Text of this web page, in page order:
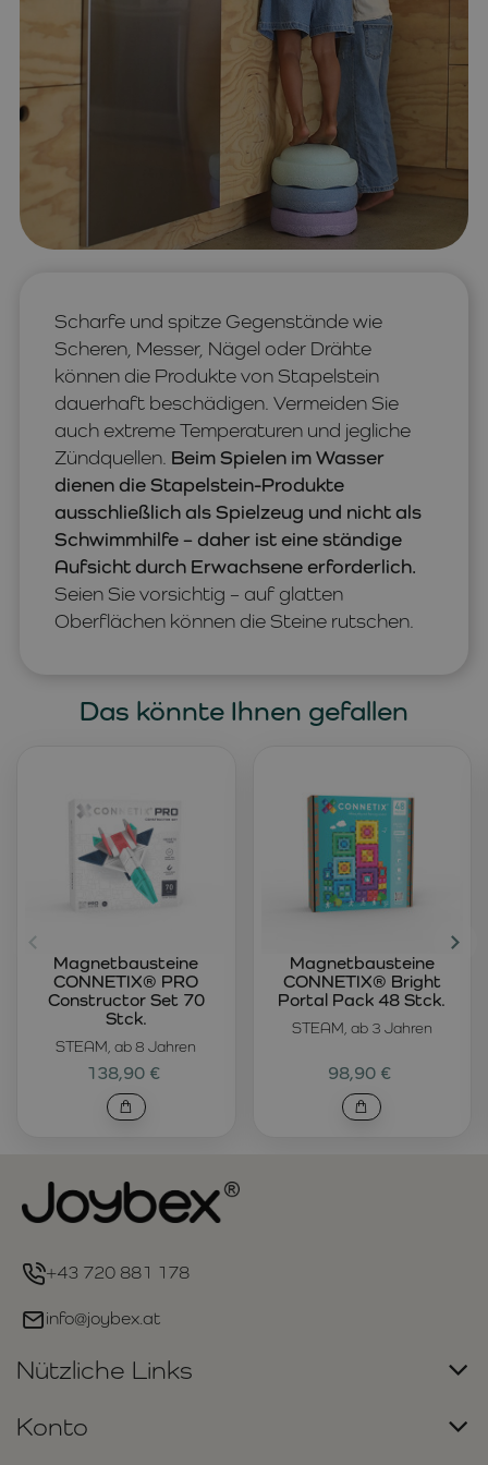
Scharfe und spitze Gegenstände wie
Scheren, Messer, Nägel oder Drähte
können die Produkte von Stapelstein
dauerhaft beschädigen. Vermeiden Sie
auch extreme Temperaturen und jegliche
Zündquellen. Beim Spielen im Wasser
dienen die Stapelstein-Produkte
ausschließlich als Spielzeug und nicht als
Schwimmhilfe – daher ist eine ständige
Aufsicht durch Erwachsene erforderlich.
Seien Sie vorsichtig – auf glatten
Oberflächen können die Steine rutschen.
Das könnte Ihnen gefallen
STEAM, ab 8 Jahren
Magnetbausteine
CONNETIX® PRO
Constructor Set 70
Stck.
138,90 €
STEAM, ab 3 Jahren
Magnetbausteine
CONNETIX® Bright
Portal Pack 48 Stck.
98,90 €
+43 720 881 178
info@joybex.at
Nützliche Links
Konto